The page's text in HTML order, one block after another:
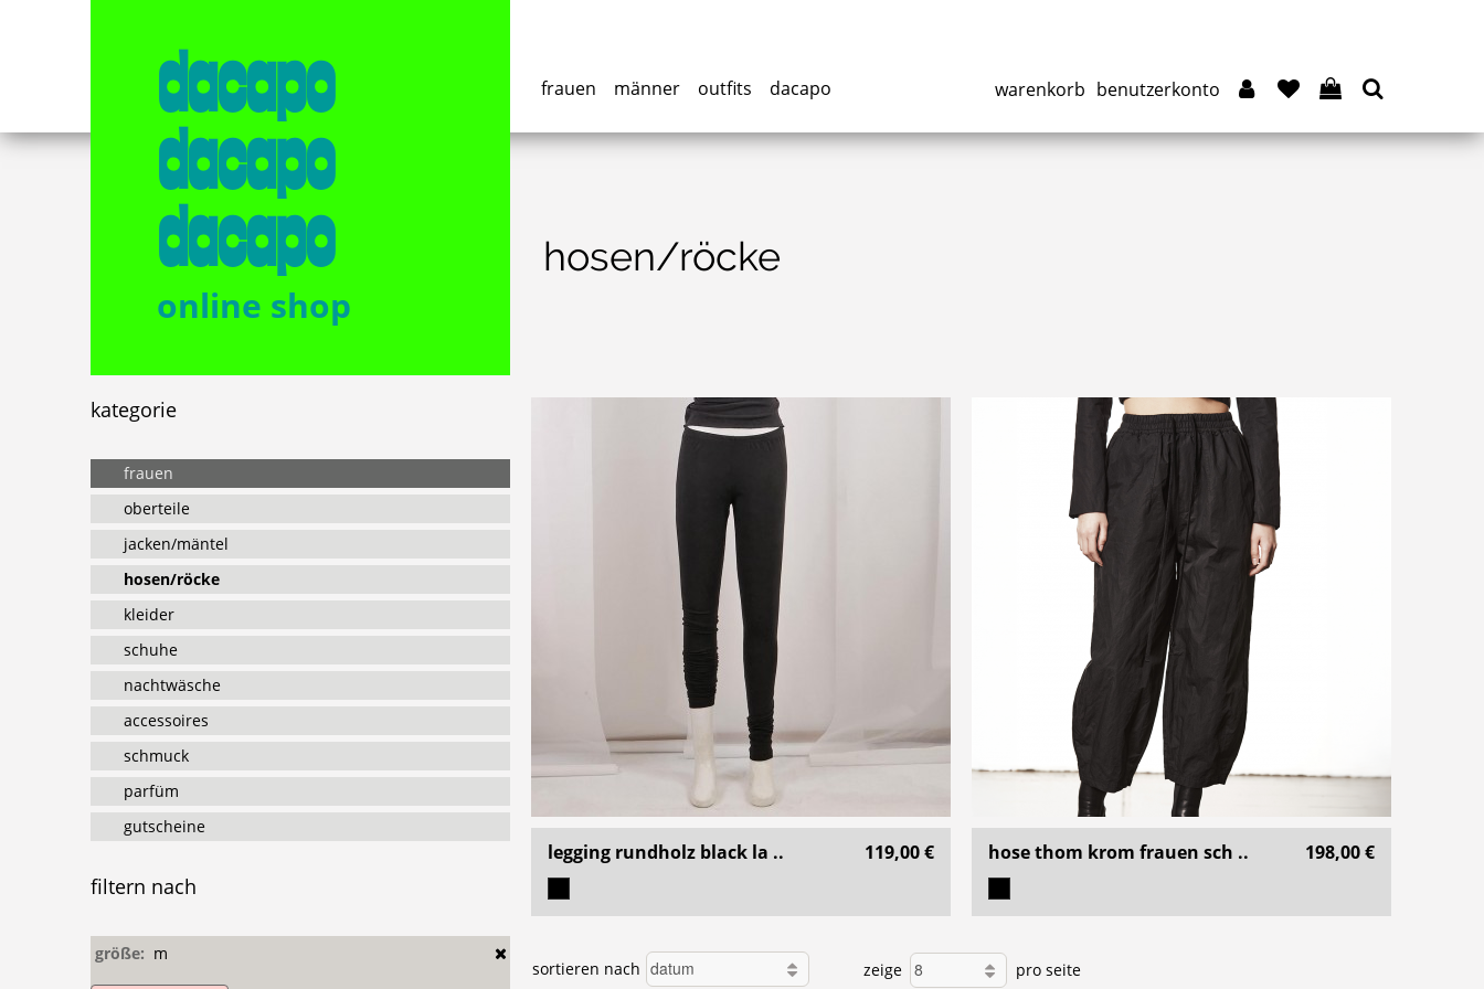
dacapo
dacapo
dacapo
online shop
frauen männer outfits dacapo benutzerkonto
warenkorb
kategorie
frauen
oberteile
jacken/mäntel
hosen/röcke
kleider
schuhe
nachtwäsche
accessoires
schmuck
parfüm
gutscheine
filtern nach
größe: m
hosen/röcke
legging rundholz black la .. 119,00 € hose thom krom frauen sch .. 198,00 €
sortieren nach zeige pro seite